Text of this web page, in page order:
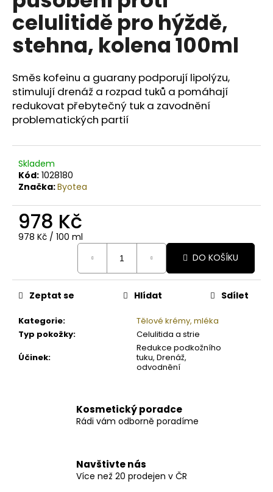
celulitidě pro hýždě,
stehna, kolena 100ml
Směs kofeinu a guarany podporují lipolýzu,
stimulují drenáž a rozpad tuků a pomáhají
redukovat přebytečný tuk a zavodnění
problematických partií
Skladem
Kód: 1028180
Značka:Byotea
978 Kč
Měrná
978 Kč / 100 ml
DO KOŠÍKU
Kategorie:
Tělové krémy, mléka
Typ pokožky:
Celulitida a strie
Účinek:
Redukce podkožního
tuku, Drenáž,
odvodnění
Zeptat se Hlídat Sdílet
Kosmetický poradce
Rádi vám odborně poradíme
Navštivte nás
Více než 20 prodejen v ČR
u
j
e
m
BODY
BY
SIMONA
ORGANICKÉ
RUČNĚ
VYRÁBĚNÉ
BAMBUCKÉ
MÁSLO
749
Kč